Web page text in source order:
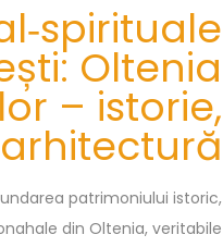
Oltenia
– istorie,
patrimoniului istoric,
din Oltenia, veritabile